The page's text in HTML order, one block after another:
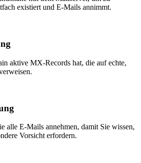
existiert und E-Mails annimmt.
aktive MX-Records hat, die auf echte,
alle E-Mails annehmen, damit Sie wissen,
Vorsicht erfordern.